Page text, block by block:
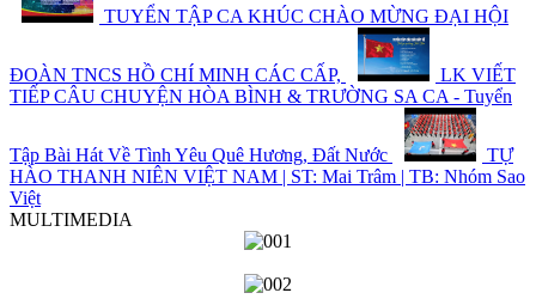
TUYỂN TẬP CA KHÚC CHÀO MỪNG ĐẠI HỘI
ĐOÀN TNCS HỒ CHÍ MINH CÁC CẤP,
LK VIẾT
TIẾP CÂU CHUYỆN HÒA BÌNH & TRƯỜNG SA CA - Tuyển
Tập Bài Hát Về Tình Yêu Quê Hương, Đất Nước
TỰ
HÀO THANH NIÊN VIỆT NAM | ST: Mai Trâm | TB: Nhóm Sao
Việt
MULTIMEDIA